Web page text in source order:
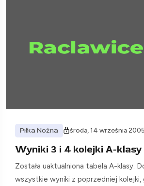
Piłka Nożna środa, 14 września
Wyniki 3 i 4 kolejki A-
Została uaktualniona tabela A-klasy.
wszystkie wyniki z poprzedniej kolejki,